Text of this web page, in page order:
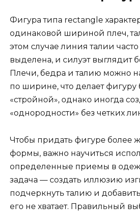
Фигура типа rectangle
одинаковой шириной плеч,
этом случае линия талии
выделена, и силуэт выглядит
Плечи, бедра и талию можно
по ширине, что делает фигуру
«стройной», однако иногда
«однородности» без четких
Чтобы придать фигуре более
формы, важно научиться
определенные приемы в
задача — создать иллюзию
подчеркнуть талию и
его не хватает. Правильный